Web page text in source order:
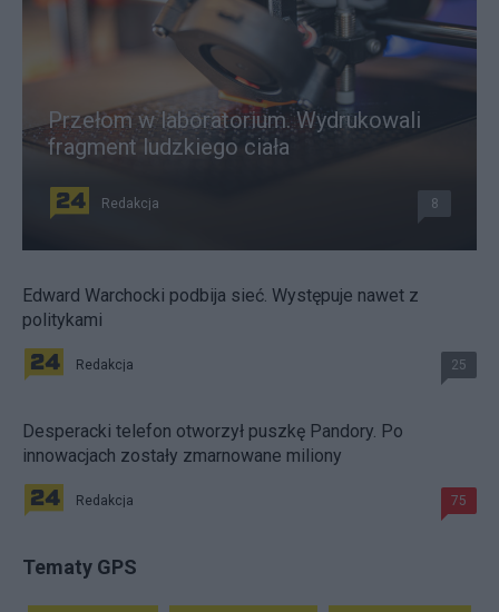
Przełom w laboratorium. Wydrukowali
fragment ludzkiego ciała
Redakcja 8
Edward Warchocki podbija sieć. Występuje nawet z
politykami
Redakcja 25
Desperacki telefon otworzył puszkę Pandory. Po
innowacjach zostały zmarnowane miliony
Redakcja 75
Tematy GPS